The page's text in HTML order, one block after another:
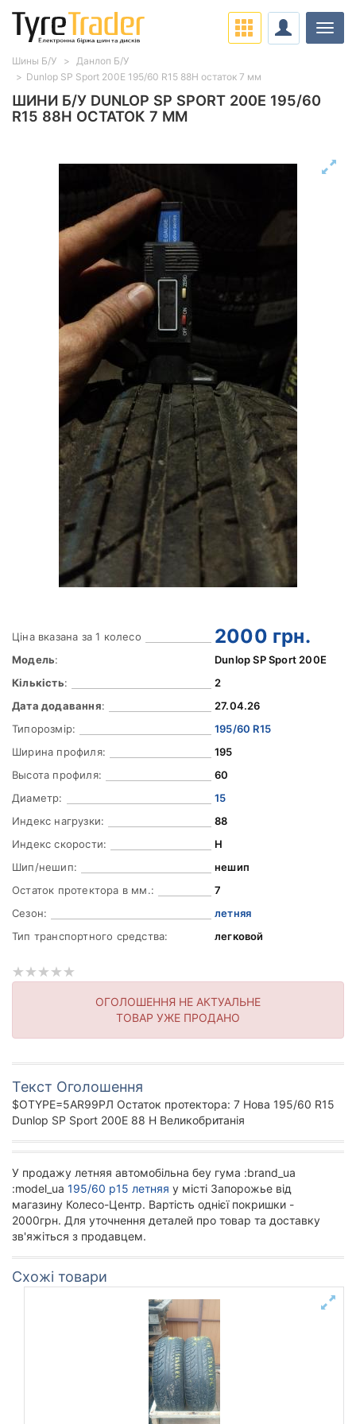
ШИНИ Б/У DUNLOP SP SPORT 200E 195/60
R15 88H ОСТАТОК 7 ММ
Ціна вказана за 1 колесо 2000 грн.
Модель:
Dunlop SP Sport 200E
Кількість:
2
Дата додавання:
27.04.26
Типорозмір:
195/60 R15
Ширина профиля:
195
Высота профиля:
60
Диаметр:
15
Индекс нагрузки:
88
Индекс скорости:
H
Шип/нешип:
нешип
Остаток протектора в мм.:
7
Сезон:
летняя
Тип транспортного средства:
легковой
ОГОЛОШЕННЯ НЕ АКТУАЛЬНЕ
ТОВАР УЖЕ ПРОДАНО
Текст Оголошення
$OTYPE=5AR99PЛ Остаток протектора: 7 Нова 195/60 R15
Dunlop SP Sport 200E 88 H Великобританія
У продажу летняя автомобільна беу гума :brand_ua
:model_ua 195/60 р15 летняя у місті Запорожье від
магазину Колесо-Центр. Вартість однієї покришки -
2000грн. Для уточнення деталей про товар та доставку
зв'яжіться з продавцем.
Схожі товари
Шины Б/У
Данлоп Б/У
Dunlop SP Sport 200E 195/60 R15 88H остаток 7 мм